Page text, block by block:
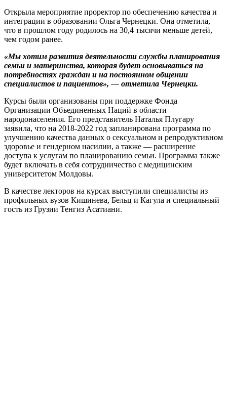
Открыла мероприятие проректор по обеспечению качества и
интеграции в образовании Ольга Чернецки. Она отметила,
что в прошлом году родилось на 30,4 тысячи меньше детей,
чем годом ранее.
«Мы хотим развития деятельности службы планирования
семьи и материнства, которая будет основываться на
потребностях граждан и на постоянном общении
специалистов и пациентов», — отметила Чернецки.
Курсы были организованы при поддержке Фонда
Организации Объединенных Наций в области
народонаселения. Его представитель Наталья Плугару
заявила, что на 2018-2022 год запланирована программа по
улучшению качества данных о сексуальном и репродуктивном
здоровье и гендерном насилии, а также — расширение
доступа к услугам по планированию семьи. Программа также
будет включать в себя сотрудничество с медицинским
университетом Молдовы.
В качестве лекторов на курсах выступили специалисты из
профильных вузов Кишинева, Бельц и Кагула и специальный
гость из Грузии Тенгиз Асатиани.